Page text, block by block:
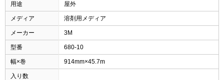
用途 屋外
メディア 溶剤用メディア
メーカー 3M
型番 680-10
幅×巻 914mm×45.7m
入り数